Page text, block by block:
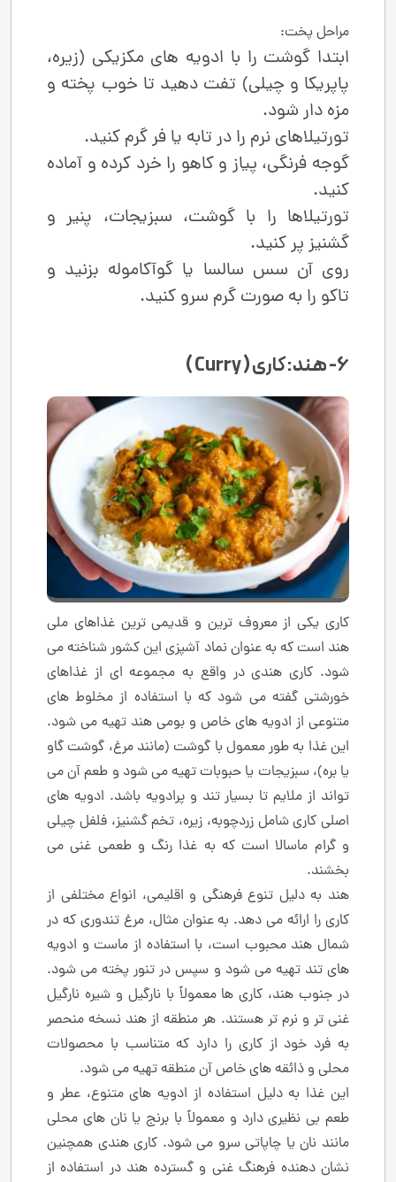
مراحل پخت:
ابتدا گوشت را با ادویه‌ های مکزیکی (زیره،
پاپریکا و چیلی) تفت دهید تا خوب پخته و
مزه ‌دار شود.
تورتیلاهای نرم را در تابه یا فر گرم کنید.
گوجه‌ فرنگی، پیاز و کاهو را خرد کرده و آماده
کنید.
تورتیلاها را با گوشت، سبزیجات، پنیر و
گشنیز پر کنید.
روی آن سس سالسا یا گوآکاموله بزنید و
تاکو را به ‌صورت گرم سرو کنید.
6- هند: کاری ( Curry )
کاری یکی از معروف ‌ترین و قدیمی ‌ترین غذاهای ملی
هند است که به عنوان نماد آشپزی این کشور شناخته می‌
شود. کاری هندی در واقع به مجموعه ‌ای از غذاهای
خورشتی گفته می ‌شود که با استفاده از مخلوط ‌های
متنوعی از ادویه‌ های خاص و بومی هند تهیه می ‌شود.
این غذا به‌ طور معمول با گوشت (مانند مرغ، گوشت گاو
یا بره)، سبزیجات یا حبوبات تهیه می ‌شود و طعم آن می
‌تواند از ملایم تا بسیار تند و پرادویه باشد. ادویه ‌های
اصلی کاری شامل زردچوبه، زیره، تخم گشنیز، فلفل چیلی
و گرام ماسالا است که به غذا رنگ و طعمی غنی می
‌بخشند.
هند به دلیل تنوع فرهنگی و اقلیمی، انواع مختلفی از
کاری را ارائه می ‌دهد. به عنوان مثال، مرغ تندوری که در
شمال هند محبوب است، با استفاده از ماست و ادویه‌
های تند تهیه می ‌شود و سپس در تنور پخته می ‌شود.
در جنوب هند، کاری‌ ها معمولاً با نارگیل و شیره نارگیل
غنی ‌تر و نرم‌ تر هستند. هر منطقه از هند نسخه منحصر
به فرد خود از کاری را دارد که متناسب با محصولات
محلی و ذائقه‌ های خاص آن منطقه تهیه می ‌شود.
این غذا به دلیل استفاده از ادویه ‌های متنوع، عطر و
طعم بی ‌نظیری دارد و معمولاً با برنج یا نان ‌های محلی
مانند نان یا چاپاتی سرو می ‌شود. کاری هندی همچنین
نشان‌ دهنده فرهنگ غنی و گسترده هند در استفاده از